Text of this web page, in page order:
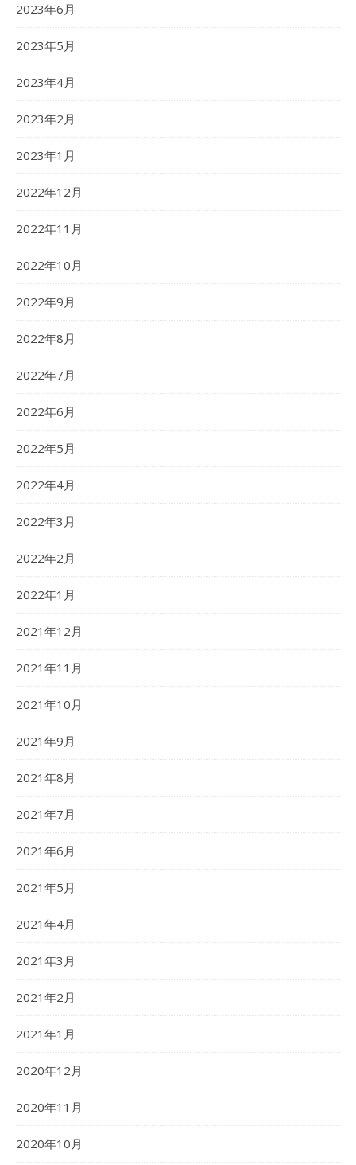
2023年6月
2023年5月
2023年4月
2023年2月
2023年1月
2022年12月
2022年11月
2022年10月
2022年9月
2022年8月
2022年7月
2022年6月
2022年5月
2022年4月
2022年3月
2022年2月
2022年1月
2021年12月
2021年11月
2021年10月
2021年9月
2021年8月
2021年7月
2021年6月
2021年5月
2021年4月
2021年3月
2021年2月
2021年1月
2020年12月
2020年11月
2020年10月